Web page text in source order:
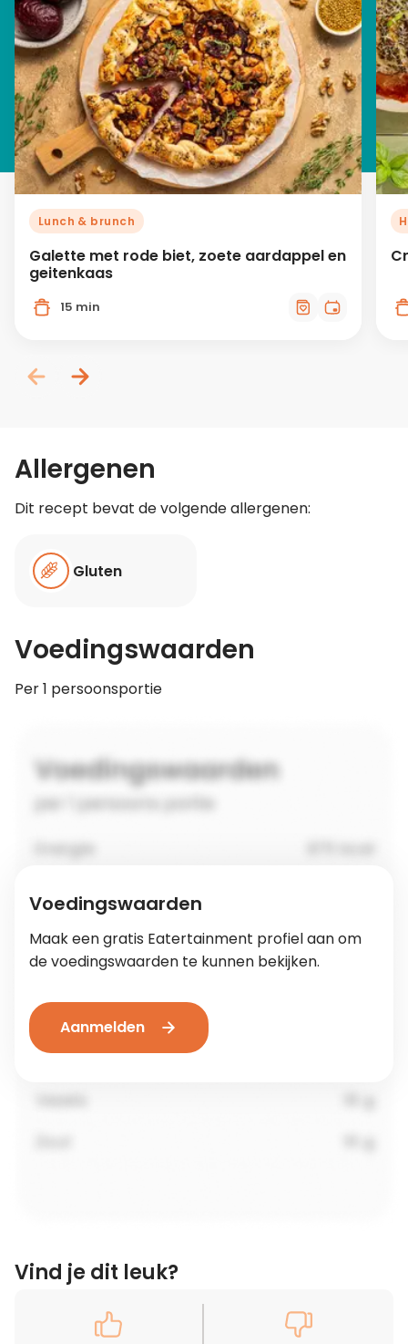
Lunch & brunch
Galette met rode biet, zoete aardappel en
geitenkaas
15 min
Allergenen
Dit recept bevat de volgende allergenen:
Gluten
Voedingswaarden
Per 1 persoonsportie
Voedingswaarden
Maak een gratis Eatertainment profiel aan om
de voedingswaarden te kunnen bekijken.
Aanmelden
Vind je dit leuk?